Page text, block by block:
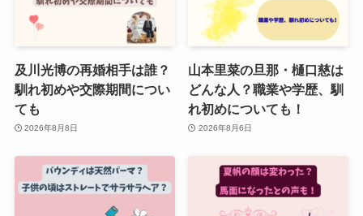
及川光博の再婚相手は誰？
馴れ初めや交際期間につい
ても
2026年8月8日
山本里菜の旦那・樋口慈は
どんな人？職業や学歴、馴
れ初めについても！
2026年8月6日